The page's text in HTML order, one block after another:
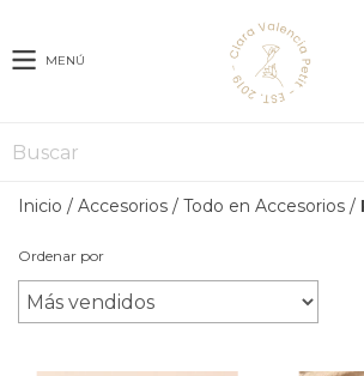
MENÚ
Inicio / Accesorios / Todo en Accesorios /
Ordenar por